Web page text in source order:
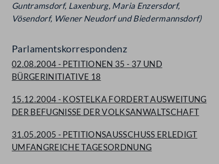
Guntramsdorf, Laxenburg, Maria Enzersdorf,
Vösendorf, Wiener Neudorf und Biedermannsdorf)
Parlamentskorrespondenz
02.08.2004 - PETITIONEN 35 - 37 UND
BÜRGERINITIATIVE 18
15.12.2004 - KOSTELKA FORDERT AUSWEITUNG
DER BEFUGNISSE DER VOLKSANWALTSCHAFT
31.05.2005 - PETITIONSAUSSCHUSS ERLEDIGT
UMFANGREICHE TAGESORDNUNG